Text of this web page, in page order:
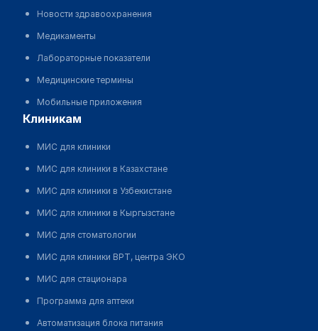
Новости здравоохранения
Медикаменты
Лабораторные показатели
Медицинские термины
Мобильные приложения
клиникам
МИС для клиники
МИС для клиники в Казахстане
МИС для клиники в Узбекистане
МИС для клиники в Кыргызстане
МИС для стоматологии
МИС для клиники ВРТ, центра ЭКО
МИС для стационара
Программа для аптеки
Автоматизация блока питания